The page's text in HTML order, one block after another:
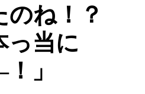
のね！？
っ当に
」